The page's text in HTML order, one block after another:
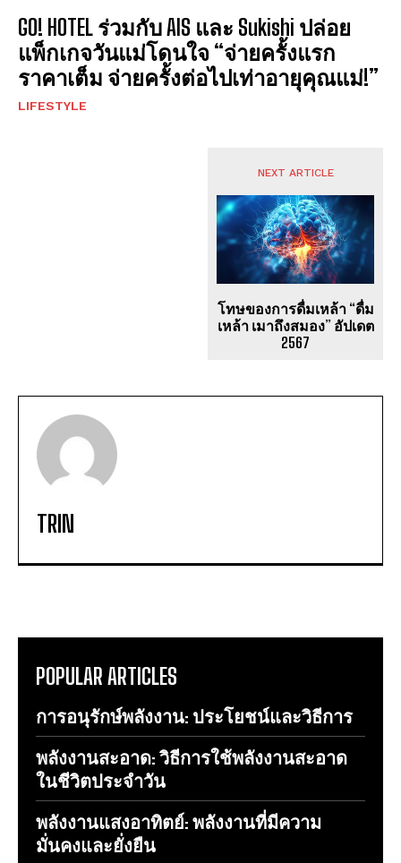
GO! HOTEL ร่วมกับ AIS และ Sukishi ปล่อย
แพ็กเกจวันแม่โดนใจ “จ่ายครั้งแรก
ราคาเต็ม จ่ายครั้งต่อไปเท่าอายุคุณแม่!”
LIFESTYLE
NEXT ARTICLE
โทษของการดื่มเหล้า “ดื่ม
เหล้า เมาถึงสมอง” อัปเดต
2567
TRIN
POPULAR ARTICLES
การอนุรักษ์พลังงาน: ประโยชน์และวิธีการ
พลังงานสะอาด: วิธีการใช้พลังงานสะอาด
ในชีวิตประจำวัน
พลังงานแสงอาทิตย์: พลังงานที่มีความ
มั่นคงและยั่งยืน